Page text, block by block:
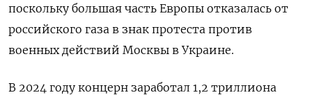
поскольку большая часть Европы отказалась от
российского газа в знак протеста против
военных действий Москвы в Украине.
В 2024 году концерн заработал 1,2 триллиона